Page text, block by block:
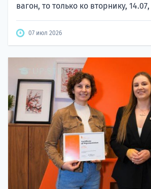
вагон, то только ко вторнику,
07 июл 2026